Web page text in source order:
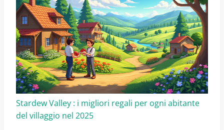
Stardew Valley : i migliori regali per ogni abitante
del villaggio nel 2025